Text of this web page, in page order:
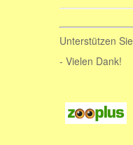
Unterstützen
- Vielen Dank!